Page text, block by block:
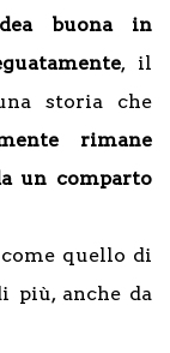
buona in
, il
storia che
rimane
un comparto
quello di
più, anche da